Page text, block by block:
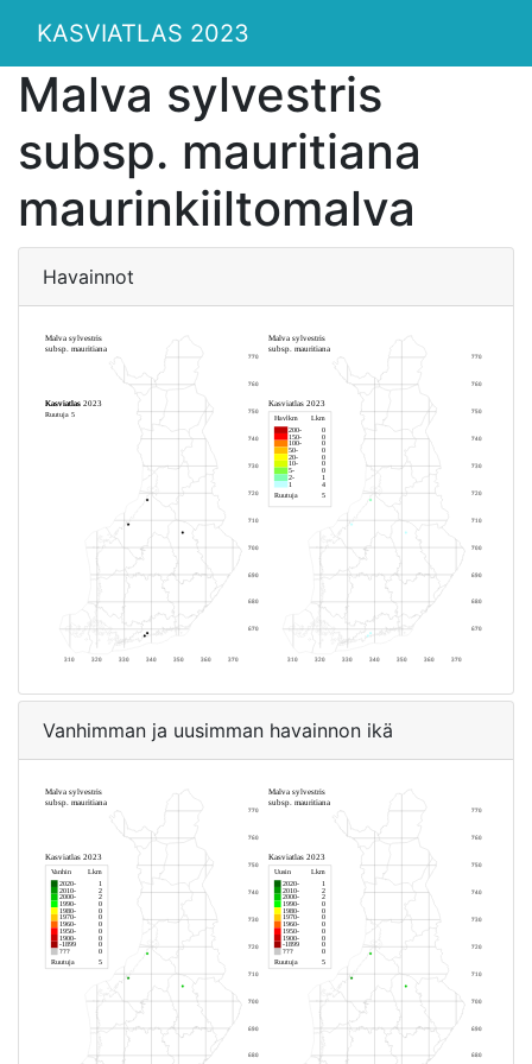
KASVIATLAS 2023
Malva sylvestris
subsp. mauritiana
maurinkiiltomalva
Havainnot
Vanhimman ja uusimman havainnon ikä